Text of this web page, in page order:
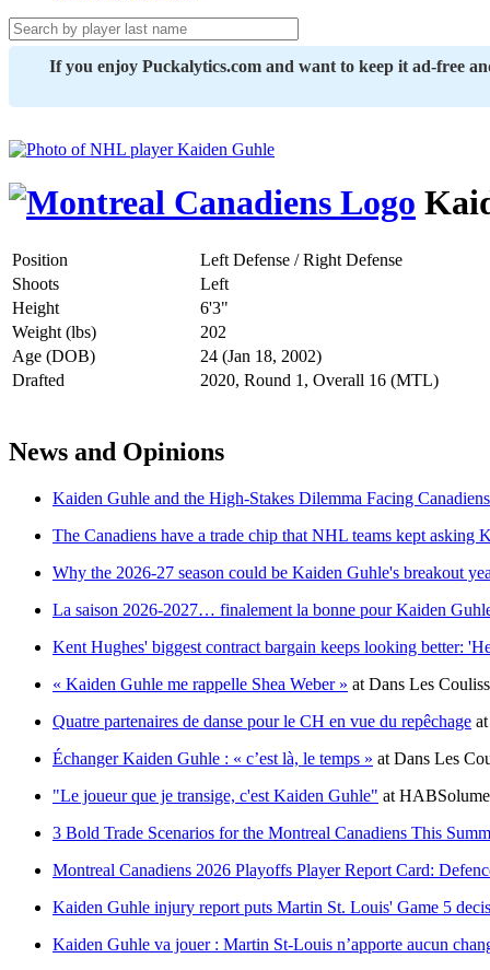
If you enjoy Puckalytics.com and want to keep it ad-free
Position
Left Defense / Right Defense
Shoots
Left
Height
6'3"
Weight (lbs)
202
Age (DOB)
24 (Jan 18, 2002)
Drafted
2020, Round 1, Overall 16 (MTL)
News and Opinions
Kaiden Guhle and the High-Stakes Dilemma Facing
The Canadiens have a trade chip that NHL teams kept asking
Why the 2026-27 season could be Kaiden Guhle's breakout
La saison 2026-2027… finalement la bonne pour Kaiden
Kent Hughes' biggest contract bargain keeps looking better:
« Kaiden Guhle me rappelle Shea Weber » at Dans Les
Quatre partenaires de danse pour le CH en vue du repêchage
Échanger Kaiden Guhle : « c’est là, le temps » at Dans Les
"Le joueur que je transige, c'est Kaiden Guhle" at
3 Bold Trade Scenarios for the Montreal Canadiens This
Montreal Canadiens 2026 Playoffs Player Report Card:
Kaiden Guhle injury report puts Martin St. Louis' Game 5
Kaiden Guhle va jouer : Martin St-Louis n’apporte aucun